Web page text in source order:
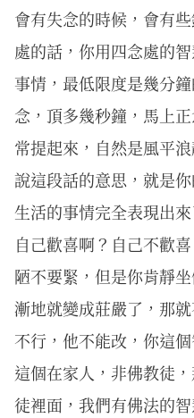
會有失念的時候，會有
處的話，你用四念處的
事情，最低限度是幾分
念，頂多幾秒鐘，馬上
常提起來，自然是風平
說這段話的意思，就是
生活的事情完全表現出
自己歡喜啊？自己不歡
陋不要緊，但是你肯靜
漸地就變成莊嚴了，那
不行，他不能改，你這
這個在家人，非佛教徒
徒裡面，我們有佛法的